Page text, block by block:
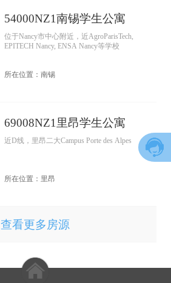
54000NZ1南锡学生公寓
位于Nancy市中心附近，近AgroParisTech,
EPITECH Nancy, ENSA Nancy等学校
所在位置：南锡
69008NZ1里昂学生公寓
近D线，里昂二大Campus Porte des Alpes
所在位置：里昂
查看更多房源